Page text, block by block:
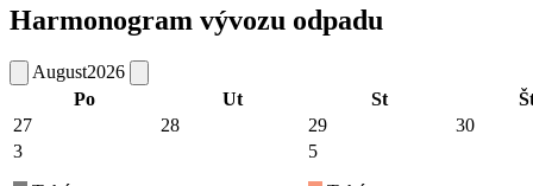
Harmonogram vývozu odpadu
August2026
Po
Ut St
27
28 29
30
3
5